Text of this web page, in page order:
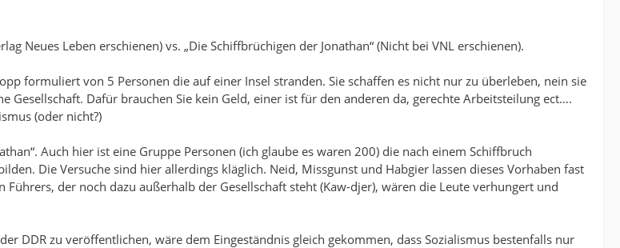
Neues Leben erschienen) vs. „Die Schiffbrüchigen der Jonathan“ (Nicht bei VNL erschienen).
formuliert von 5 Personen die auf einer Insel stranden. Sie schaffen es nicht nur zu überleben, nein sie
Gesellschaft. Dafür brauchen Sie kein Geld, einer ist für den anderen da, gerechte Arbeitsteilung ect….
(oder nicht?)
Auch hier ist eine Gruppe Personen (ich glaube es waren 200) die nach einem Schiffbruch
Die Versuche sind hier allerdings kläglich. Neid, Missgunst und Habgier lassen dieses Vorhaben fast
Führers, der noch dazu außerhalb der Gesellschaft steht (Kaw-djer), wären die Leute verhungert und
DDR zu veröffentlichen, wäre dem Eingeständnis gleich gekommen, dass Sozialismus bestenfalls nur